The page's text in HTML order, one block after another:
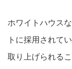
ホワイトハウス
トに採用されて
取り上げられる